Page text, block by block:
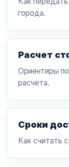
города.
Расчет
Ориентиры
расчета.
Сроки
Как считать